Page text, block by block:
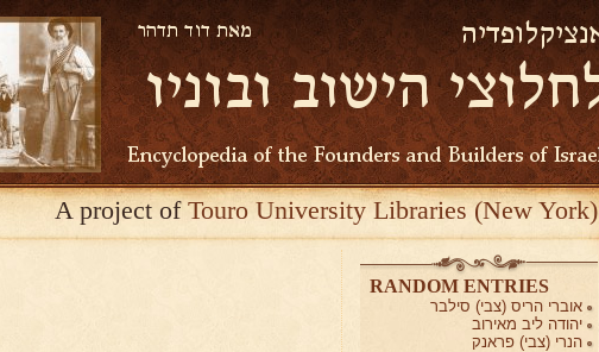
A project ofTouro University Libraries (New York)
RANDOM ENTRIES
אוברי הריס (צבי) סילבר
יהודה ליב מאירוב
הנרי (צבי) פראנק